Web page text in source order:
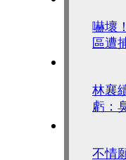
嚇壞
區遭
林襄
虧：
不情